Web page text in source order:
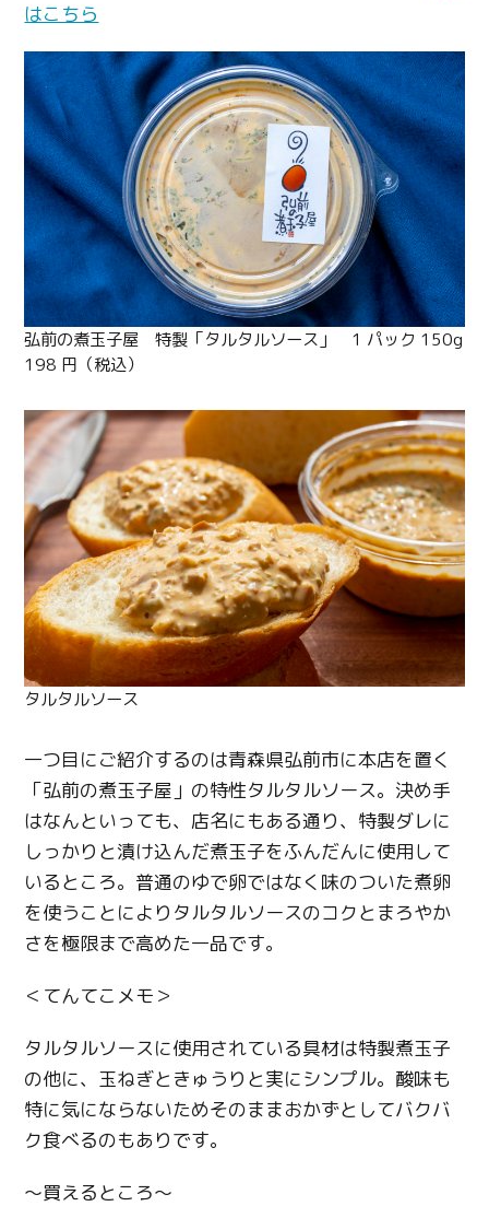
はこちら
弘前の煮玉子屋 特製「タルタルソース」 1 パック 150g
198 円（税込）
タルタルソース
一つ目にご紹介するのは青森県弘前市に本店を置く
「弘前の煮玉子屋」の特性タルタルソース。決め手
はなんといっても、店名にもある通り、特製ダレに
しっかりと漬け込んだ煮玉子をふんだんに使用して
いるところ。普通のゆで卵ではなく味のついた煮卵
を使うことによりタルタルソースのコクとまろやか
さを極限まで高めた一品です。
＜てんてこメモ＞
タルタルソースに使用されている具材は特製煮玉子
の他に、玉ねぎときゅうりと実にシンプル。酸味も
特に気にならないためそのままおかずとしてバクバ
ク食べるのもありです。
〜買えるところ〜